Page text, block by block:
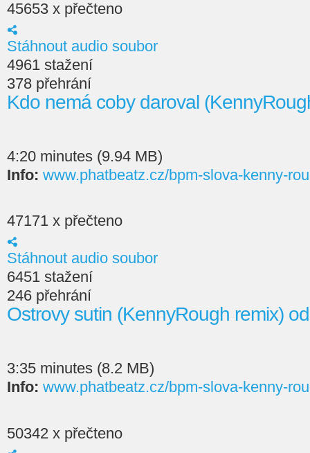
45653 x přečteno
Stáhnout audio soubor
4961 stažení
378 přehrání
Kdo nemá coby daroval
4:20 minutes (9.94 MB)
Info: www.phatbeatz.cz/bpm-slova-kenny-
47171 x přečteno
Stáhnout audio soubor
6451 stažení
246 přehrání
Ostrovy sutin (KennyRough remix)
3:35 minutes (8.2 MB)
Info: www.phatbeatz.cz/bpm-slova-kenny-
50342 x přečteno